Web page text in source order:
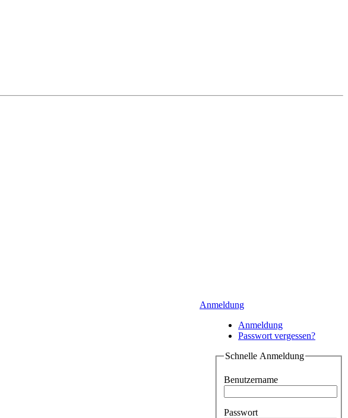
Anmeldung
Anmeldung
Passwort vergessen?
Schnelle Anmeldung
Benutzername
Passwort